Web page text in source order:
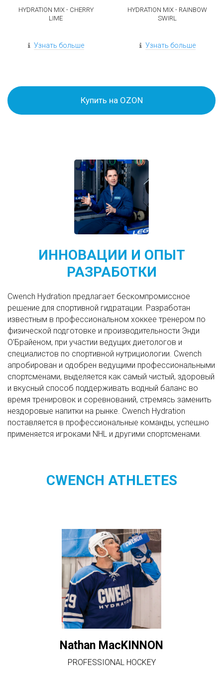
HYDRATION MIX - CHERRY
LIME
Узнать больше
HYDRATION MIX - RAINBOW
SWIRL
Узнать больше
Купить на OZON
ИННОВАЦИИ И ОПЫТ
РАЗРАБОТКИ
Cwench Hydration предлагает бескомпромиссное
решение для спортивной гидратации. Разработан
известным в профессиональном хоккее тренером по
физической подготовке и производительности Энди
О'Брайеном, при участии ведущих диетологов и
специалистов по спортивной нутрициологии. Cwench
апробирован и одобрен ведущими профессиональными
спортсменами, выделяется как самый чистый, здоровый
и вкусный способ поддерживать водный баланс во
время тренировок и соревнований, стремясь заменить
нездоровые напитки на рынке. Cwench Hydration
поставляется в профессиональные команды, успешно
применяется игроками NHL и другими спортсменами.
CWENCH ATHLETES
Nathan MacKINNON
PROFESSIONAL HOCKEY